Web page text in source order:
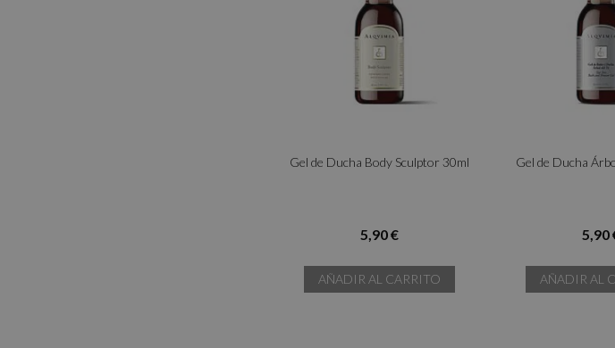
Gel de Ducha Body Sculptor 30ml
5,90 €
AÑADIR AL CARRITO
Gel de Ducha
5,90
AÑADIR AL